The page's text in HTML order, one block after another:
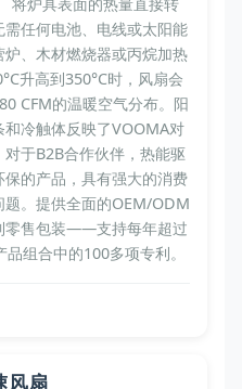
任何电池、电线或太阳能
、木材燃烧器或丙烷加热
高到350°C时，风扇会
CFM的温暖空气分布。阳
冷触体反映了VOOMA对
于B2B合作伙伴，热能驱
的产品，具有强大的消费
。提供全面的OEM/ODM
售包装——支持每年超过
组合中的100多项专利。
风扇